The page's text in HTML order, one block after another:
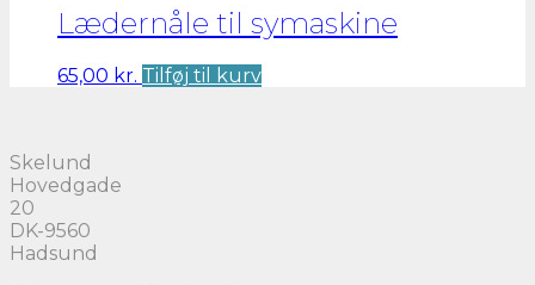
var:
37,50 kr..
er:
30,00 kr..
Lædernåle til symaskine
65,00 kr. Tilføj til kurv
Skelund
Hovedgade
20
DK-9560
Hadsund